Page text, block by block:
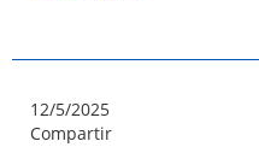
12/5/2025
Compartir